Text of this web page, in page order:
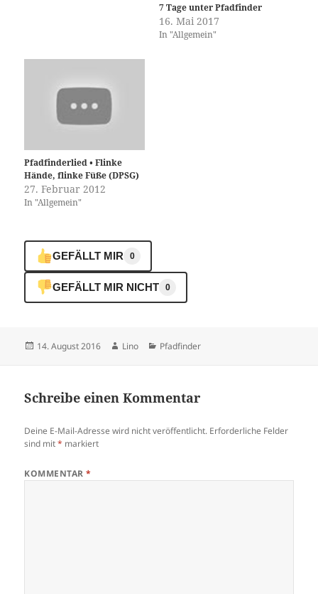
7 Tage unter Pfadfinder
16. Mai 2017
In "Allgemein"
Pfadfinderlied • Flinke
Hände, flinke Füße (DPSG)
27. Februar 2012
In "Allgemein"
GEFÄLLT MIR 0
GEFÄLLT MIR NICHT 0
Veröffentlicht
14. August 2016 Autor
Lino Kategorien
Pfadfinder
Schreibe einen Kommentar
Deine E-Mail-Adresse wird nicht veröffentlicht. Erforderliche Felder
sind mit* markiert
KOMMENTAR*